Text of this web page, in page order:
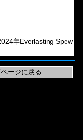
年Everlasting Spew